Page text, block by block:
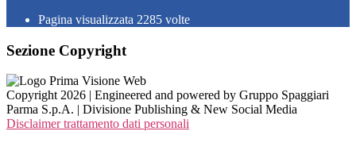
Pagina visualizzata 2285 volte
Sezione Copyright
Copyright 2026 | Engineered and powered by Gruppo Spaggiari
Parma S.p.A. | Divisione Publishing & New Social Media
Disclaimer trattamento dati personali